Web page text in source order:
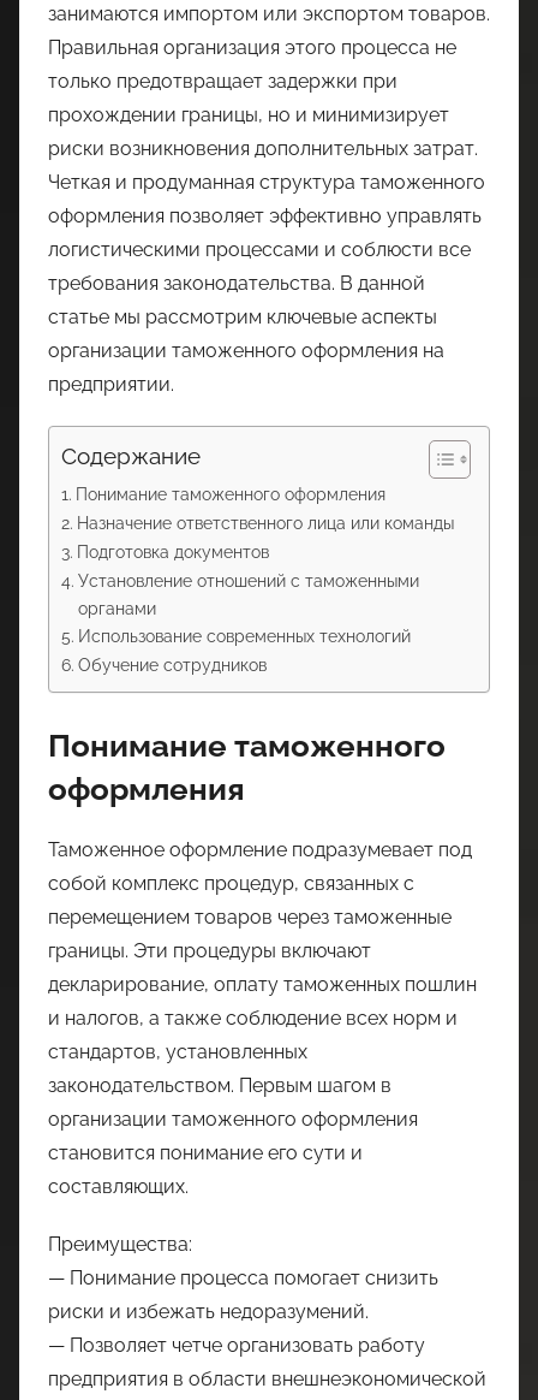
занимаются импортом или экспортом товаров.
Правильная организация этого процесса не
только предотвращает задержки при
прохождении границы, но и минимизирует
риски возникновения дополнительных затрат.
Четкая и продуманная структура таможенного
оформления позволяет эффективно управлять
логистическими процессами и соблюсти все
требования законодательства. В данной
статье мы рассмотрим ключевые аспекты
организации таможенного оформления на
предприятии.
Содержание
Понимание таможенного оформления
Назначение ответственного лица или команды
Подготовка документов
Установление отношений с таможенными
органами
Использование современных технологий
Обучение сотрудников
Понимание таможенного
оформления
Таможенное оформление подразумевает под
собой комплекс процедур, связанных с
перемещением товаров через таможенные
границы. Эти процедуры включают
декларирование, оплату таможенных пошлин
и налогов, а также соблюдение всех норм и
стандартов, установленных
законодательством. Первым шагом в
организации таможенного оформления
становится понимание его сути и
составляющих.
Преимущества:
— Понимание процесса помогает снизить
риски и избежать недоразумений.
— Позволяет четче организовать работу
предприятия в области внешнеэкономической